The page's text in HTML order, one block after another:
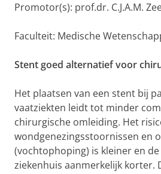
Promotor(s): prof.dr. C.J.A.M.
Faculteit: Medische
Stent goed alternatief voor
Het plaatsen van een stent bij
vaatziekten leidt tot minder
chirurgische omleiding. Het
wondgenezingsstoornissen en
(vochtophoping) is kleiner en
ziekenhuis aanmerkelijk korter.